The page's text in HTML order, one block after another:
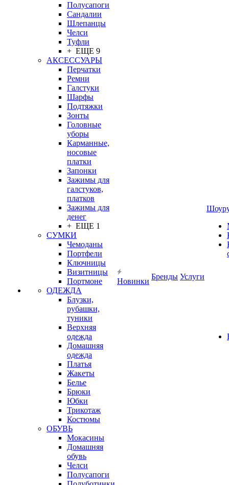
Полусапоги
Сандалии
Шлепанцы
Челси
Туфли
+ ЕЩЕ 9
АКСЕССУАРЫ
Перчатки
Ремни
Галстуки
Шарфы
Подтяжки
Зонты
Головные
уборы
Карманные,
носовые
платки
Запонки
Зажимы для
галстуков,
платков
Зажимы для
денег
+ ЕЩЕ 1
СУМКИ
Чемоданы
Портфели
Ключницы
Визитницы
Портмоне
ОДЕЖДА
Блузки,
рубашки,
туники
Верхняя
одежда
Домашняя
одежда
Платья
Жакеты
Белье
Брюки
Юбки
Трикотаж
Костюмы
ОБУВЬ
Мокасины
Домашняя
обувь
Челси
Полусапоги
Новинки
Бренды Услуги